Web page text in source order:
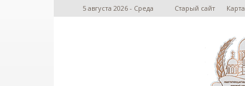
5 августа 2026 - Среда Старый сайт